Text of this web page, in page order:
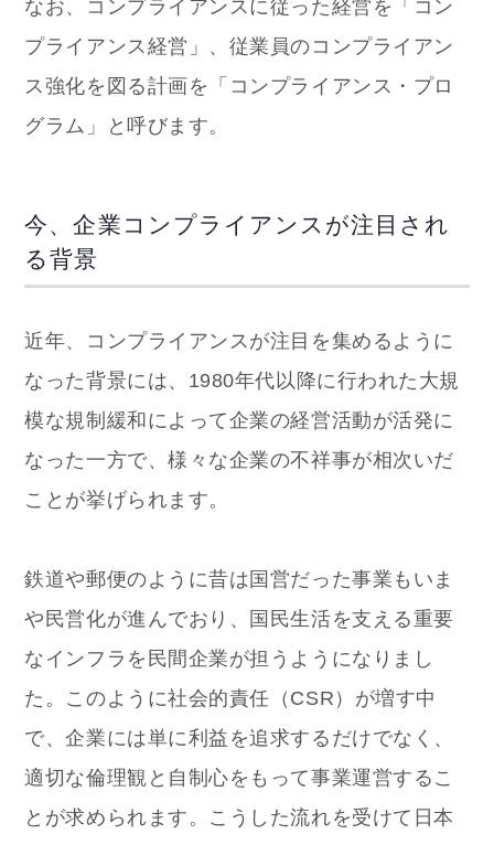
なお、コンプライアンスに従った経営を「コン
プライアンス経営」、従業員のコンプライアン
ス強化を図る計画を「コンプライアンス・プロ
グラム」と呼びます。
今、企業コンプライアンスが注目され
る背景
近年、コンプライアンスが注目を集めるように
なった背景には、1980年代以降に行われた大規
模な規制緩和によって企業の経営活動が活発に
なった一方で、様々な企業の不祥事が相次いだ
ことが挙げられます。
鉄道や郵便のように昔は国営だった事業もいま
や民営化が進んでおり、国民生活を支える重要
なインフラを民間企業が担うようになりまし
た。このように社会的責任（CSR）が増す中
で、企業には単に利益を追求するだけでなく、
適切な倫理観と自制心をもって事業運営するこ
とが求められます。こうした流れを受けて日本